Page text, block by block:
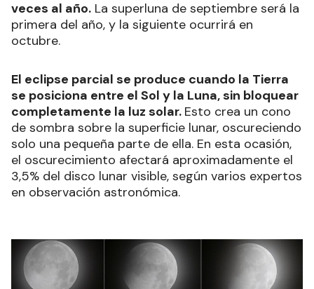
aún más llamativo.Las superlunas ocurren
cuando la Luna llena también está en su mayor
cercanía a la Tierra
que el satélite se vea más grande y brillante de lo
habitual.
El término “superluna” ha ganado popularidad en
los últimos años y, aunque no es un término
astronómico oficial, se utiliza para describir este
fenómeno que suele ocurrir entre tres y cuatro
veces al año.La superluna de septiembre será la
El eclipse parcial se produce cuando la Tierra
se posiciona entre el Sol y la Luna, sin bloquear